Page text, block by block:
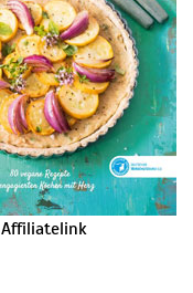
Affiliatelink